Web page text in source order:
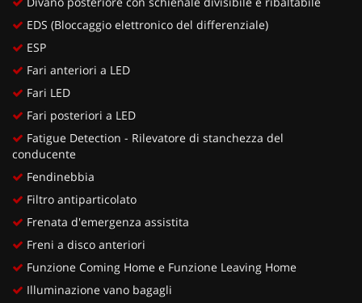
EDS (Bloccaggio elettronico del differenziale)
ESP
Fari anteriori a LED
Fari LED
Fari posteriori a LED
Fatigue Detection - Rilevatore di stanchezza del
conducente
Fendinebbia
Filtro antiparticolato
Frenata d'emergenza assistita
Freni a disco anteriori
Funzione Coming Home e Funzione Leaving Home
Illuminazione vano bagagli